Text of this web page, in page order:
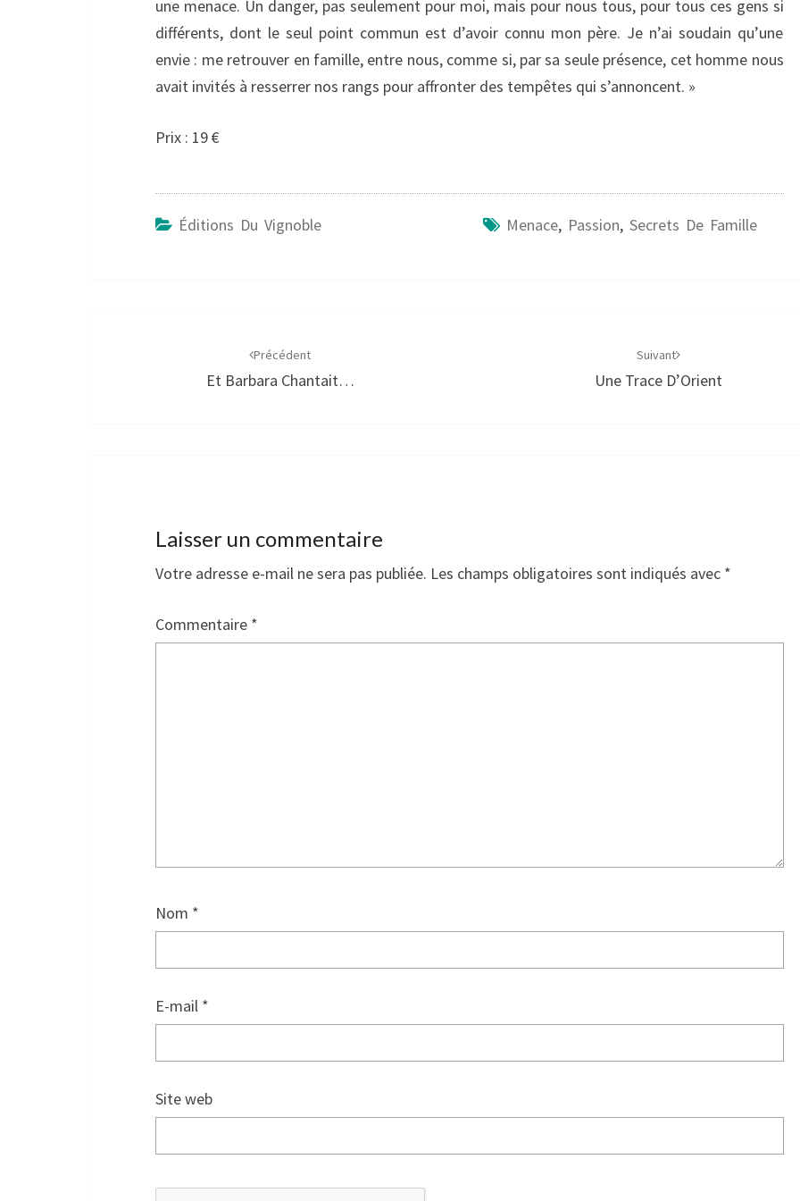
une menace. Un danger, pas seulement pour moi, mais pour nous tous, pour tous ces gens si
différents, dont le seul point commun est d’avoir connu mon père. Je n’ai soudain qu’une
envie : me retrouver en famille, entre nous, comme si, par sa seule présence, cet homme nous
avait invités à resserrer nos rangs pour affronter des tempêtes qui s’annoncent. »
Prix : 19 €
Éditions Du Vignoble Menace, Passion, Secrets De Famille
Précédent
Et Barbara Chantait…
Suivant
Une Trace D’Orient
Laisser un commentaire
Votre adresse e-mail ne sera pas publiée. Les champs obligatoires sont indiqués avec *
Commentaire *
Nom *
E-mail *
Site web